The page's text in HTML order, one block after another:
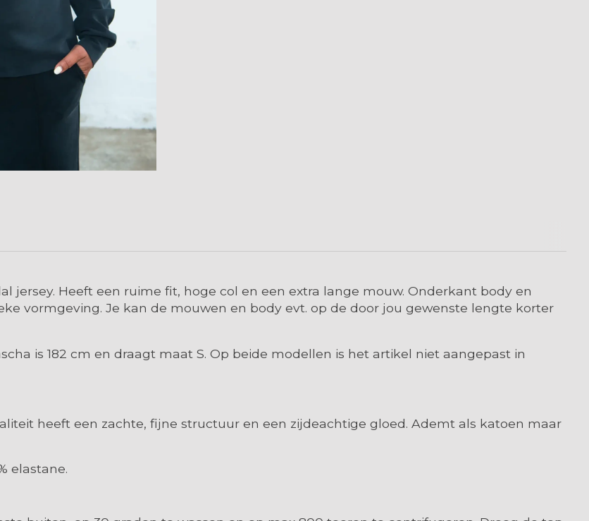
jersey. Heeft een ruime fit, hoge col en een extra lange mouw. Onderkant body en
vormgeving. Je kan de mouwen en body evt. op de door jou gewenste lengte korter
is 182 cm en draagt maat S. Op beide modellen is het artikel niet aangepast in
heeft een zachte, fijne structuur en een zijdeachtige gloed. Ademt als katoen maar
elastane.